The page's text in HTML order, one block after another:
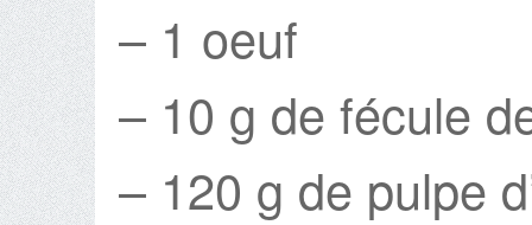
– 1 oeuf
– 10 g de fécule
– 120 g de pulpe